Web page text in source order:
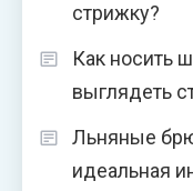
стрижку?
Как носить
выглядеть
Льняные
идеальная